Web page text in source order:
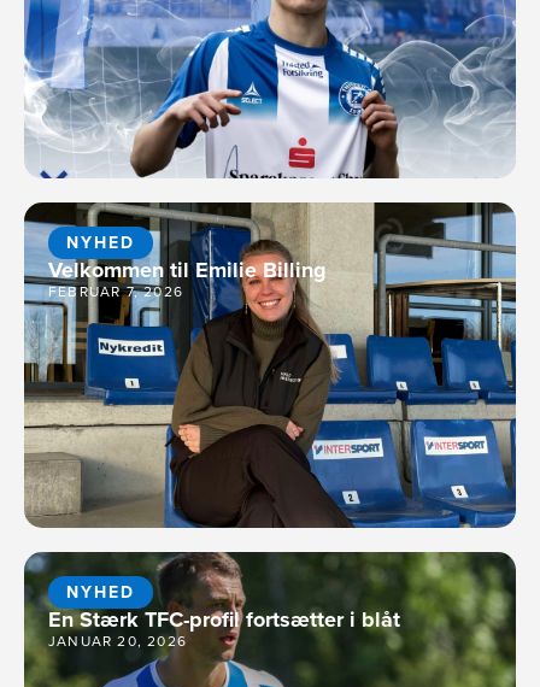
NYHED
Velkommen til Emilie Billing
FEBRUAR 7, 2026
NYHED
En Stærk TFC-profil fortsætter i blåt
JANUAR 20, 2026